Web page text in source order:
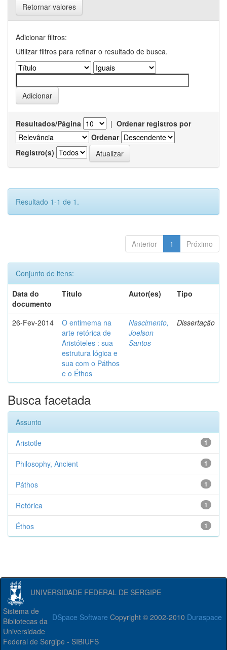
Retornar valores
Adicionar filtros:
Utilizar filtros para refinar o resultado de busca.
Resultados/Página | Ordenar registros por
Ordenar
Registro(s)
Resultado 1-1 de 1.
Anterior 1 Próximo
Conjunto de itens:
Data do
documento
Título Autor(es) Tipo
26-Fev-2014
O entimema na
arte retórica de
Aristóteles : sua
estrutura lógica e
sua com o Páthos
e o Éthos
Nascimento,
Joelson
Santos
Dissertação
Busca facetada
Assunto
1
Aristotle
1
Philosophy, Ancient
1
Páthos
1
Retórica
1
Éthos
UNIVERSIDADE FEDERAL DE SERGIPE
DSpace Software Copyright © 2002-2010 Duraspace
Sistema de
Bibliotecas da
Universidade
Federal de Sergipe - SIBIUFS